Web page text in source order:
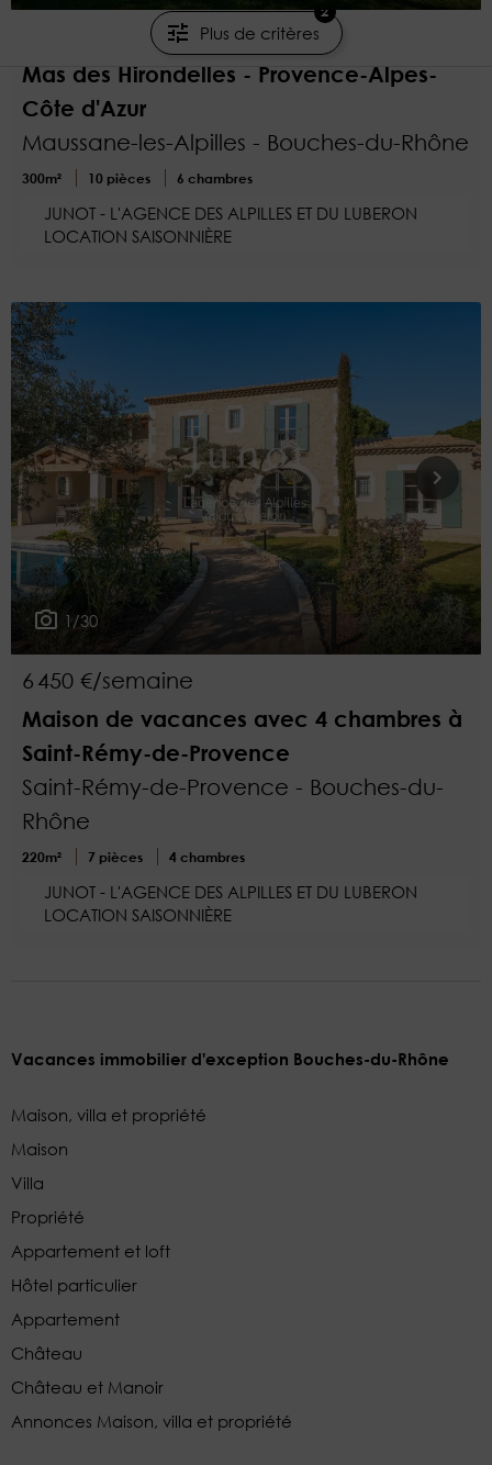
Plus de critères
2
7 200 €/semaine
Mas des Hirondelles - Provence-Alpes-
Côte d'Azur
Maussane-les-Alpilles - Bouches-du-Rhône
300m² 10 pièces 6 chambres
JUNOT - L'AGENCE DES ALPILLES ET DU LUBERON
LOCATION SAISONNIÈRE
1/30
6 450 €/semaine
Maison de vacances avec 4 chambres à
Saint-Rémy-de-Provence
Saint-Rémy-de-Provence - Bouches-du-
Rhône
220m² 7 pièces 4 chambres
JUNOT - L'AGENCE DES ALPILLES ET DU LUBERON
LOCATION SAISONNIÈRE
Vacances immobilier d'exception Bouches-du-Rhône
Maison, villa et propriété
Maison
Villa
Propriété
Appartement et loft
Hôtel particulier
Appartement
Château
Château et Manoir
Annonces Maison, villa et propriété